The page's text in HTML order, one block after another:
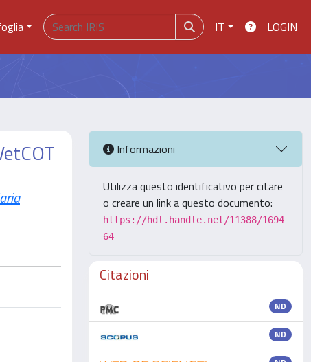
IT LOGIN
Informazioni
Utilizza questo identificativo per citare
o creare un link a questo documento:
https://hdl.handle.net/11388/1694
64
Citazioni
ND
ND